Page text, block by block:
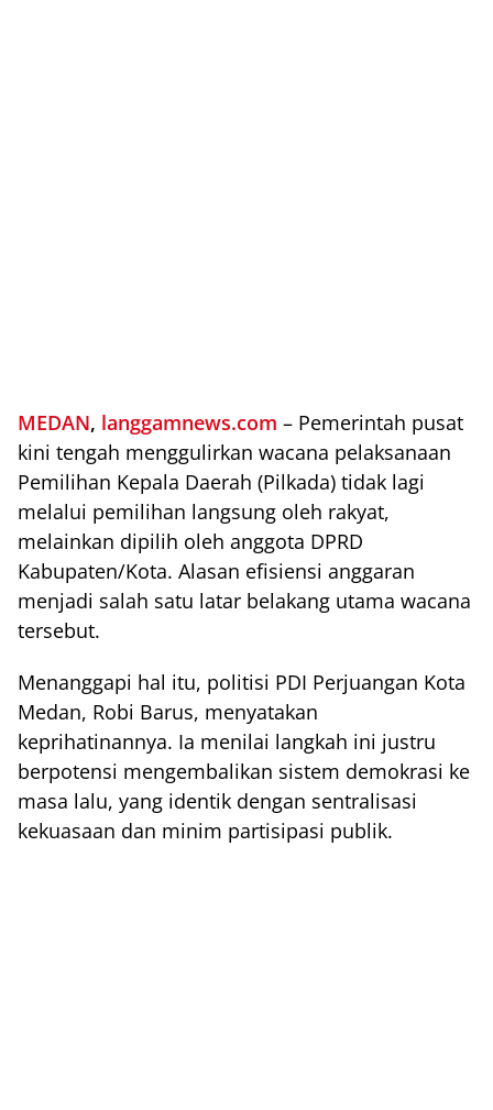
MEDAN, langgamnews.com – Pemerintah pusat
kini tengah menggulirkan wacana pelaksanaan
Pemilihan Kepala Daerah (Pilkada) tidak lagi
melalui pemilihan langsung oleh rakyat,
melainkan dipilih oleh anggota DPRD
Kabupaten/Kota. Alasan efisiensi anggaran
menjadi salah satu latar belakang utama wacana
tersebut.
Menanggapi hal itu, politisi PDI Perjuangan Kota
Medan, Robi Barus, menyatakan
keprihatinannya. Ia menilai langkah ini justru
berpotensi mengembalikan sistem demokrasi ke
masa lalu, yang identik dengan sentralisasi
kekuasaan dan minim partisipasi publik.